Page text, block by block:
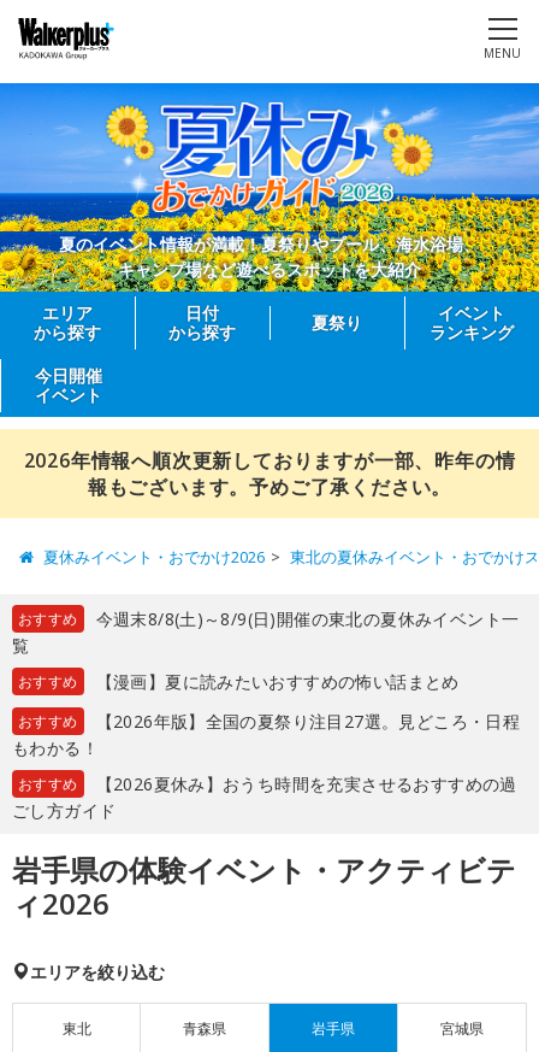
MENU
夏のイベント情報が満載！夏祭りやプール、海水浴場、
キャンプ場など遊べるスポットを大紹介
エリア
から探す
日付
から探す
夏祭り
イベント
ランキング
今日開催
イベント
2026年情報へ順次更新しておりますが一部、昨年の情
報もございます。予めご了承ください。
夏休みイベント・おでかけ2026 東北の夏休みイベント・おでかけ
おすすめ
今週末8/8(土)～8/9(日)開催の東北の夏休みイベント一
覧
おすすめ 【漫画】夏に読みたいおすすめの怖い話まとめ
おすすめ
【2026年版】全国の夏祭り注目27選。見どころ・日程
もわかる！
おすすめ
【2026夏休み】おうち時間を充実させるおすすめの過
ごし方ガイド
岩手県の体験イベント・アクティビテ
ィ2026
エリアを絞り込む
東北 青森県 岩手県 宮城県